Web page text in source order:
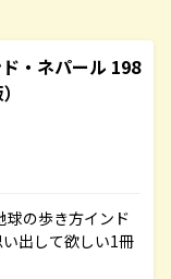
・ネパール 198
球の歩き方インド
出して欲しい1冊